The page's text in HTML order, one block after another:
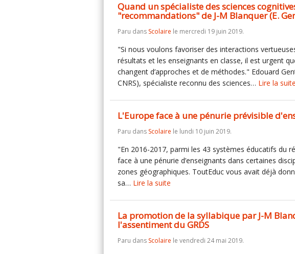
Quand un spécialiste des sciences
"recommandations" de J-M Blanquer (E.
Paru dans Scolaire le mercredi 19 juin 2019.
"Si nous voulons favoriser des interactions
résultats et les enseignants en classe, il est urgent
changent d’approches et de méthodes." Edouard
CNRS), spécialiste reconnu des sciences… Lire la suite
L'Europe face à une pénurie prévisible
Paru dans Scolaire le lundi 10 juin 2019.
"En 2016-2017, parmi les 43 systèmes éducatifs du
face à une pénurie d’enseignants dans certaines
zones géographiques. ToutEduc vous avait déjà
sa… Lire la suite
La promotion de la syllabique par J-M
l'assentiment du GRDS
Paru dans Scolaire le vendredi 24 mai 2019.